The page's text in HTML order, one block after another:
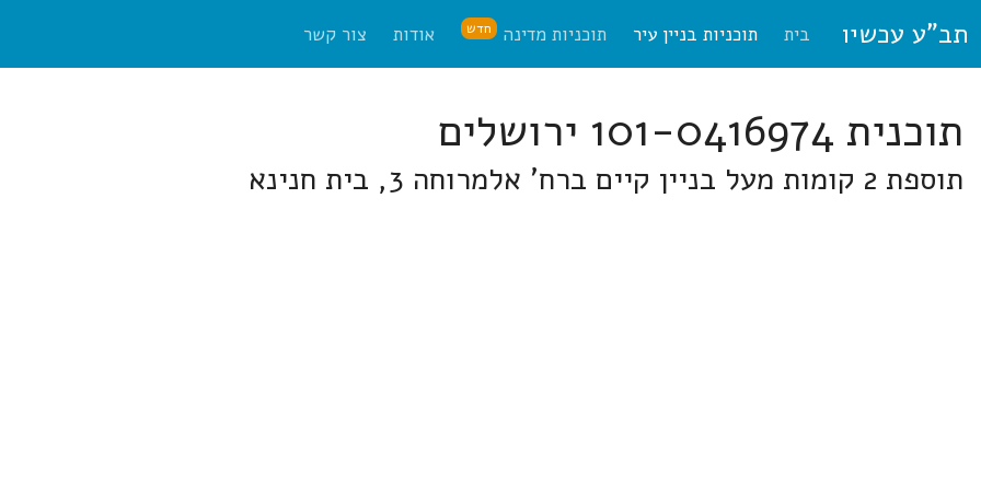
תב"ע עכשיו בית תוכניות בניין עיר תוכניות מדינה חדש אודות צור קשר
תוכנית 101-0416974 ירושלים
תוספת 2 קומות מעל בניין קיים ברח' אלמרוחה 3, בית חנינא